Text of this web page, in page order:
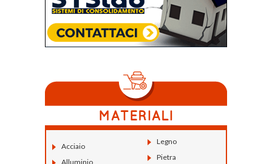
Acciaio
Alluminio
Legno
Pietra